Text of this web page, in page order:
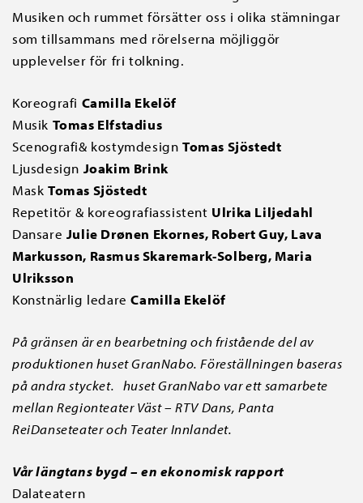
Musiken och rummet försätter oss i olika stämningar
som tillsammans med rörelserna möjliggör
upplevelser för fri tolkning.
Koreografi Camilla Ekelöf
Musik Tomas Elfstadius
Scenografi& kostymdesign Tomas Sjöstedt
Ljusdesign Joakim Brink
Mask Tomas Sjöstedt
Repetitör & koreografiassistent Ulrika Liljedahl
Dansare Julie Drønen Ekornes, Robert Guy, Lava
Markusson, Rasmus Skaremark-Solberg, Maria
Ulriksson
Konstnärlig ledareCamilla Ekelöf
På gränsen är en bearbetning och fristående del av
produktionen huset GranNabo. Föreställningen baseras
på andra stycket. huset GranNabo var ett samarbete
mellan Regionteater Väst – RTV Dans, Panta
ReiDanseteater och Teater Innlandet.
Vår längtans bygd – en ekonomisk rapport
Dalateatern